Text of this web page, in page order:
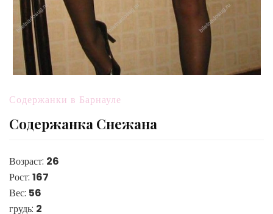
Содержанки в Барнауле
Содержанка Снежана
Возраст: 26
Рост: 167
Вес: 56
грудь: 2